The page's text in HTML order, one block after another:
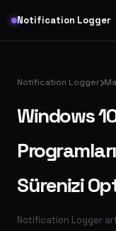
Notification Logger
Notification Logger
Windows
Sürenizi
Notification Logger